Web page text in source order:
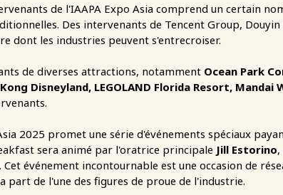
de l'IAAPA Expo Asia comprend un certain
Des intervenants de Tencent Group,
dont les industries peuvent s'entrecroiser.
de diverses attractions, notamment Ocean Park
Disneyland, LEGOLAND Florida Resort, Mandai
2025 promet une série d'événements spéciaux
sera animé par l'oratrice principale Jill Estorino
. Cet événement incontournable est une occasion de
part de l'une des figures de proue de l'industrie.